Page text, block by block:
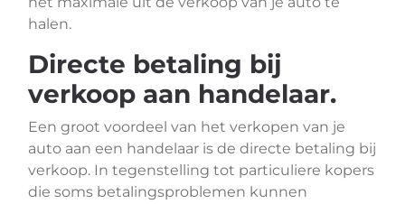
halen.
Directe betaling bij
verkoop aan handelaar.
Een groot voordeel van het verkopen van je
auto aan een handelaar is de directe betaling bij
verkoop. In tegenstelling tot particuliere kopers
die soms betalingsproblemen kunnen